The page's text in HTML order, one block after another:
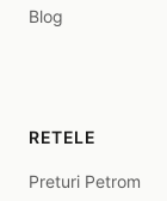
Blog
RETELE
Preturi Petrom